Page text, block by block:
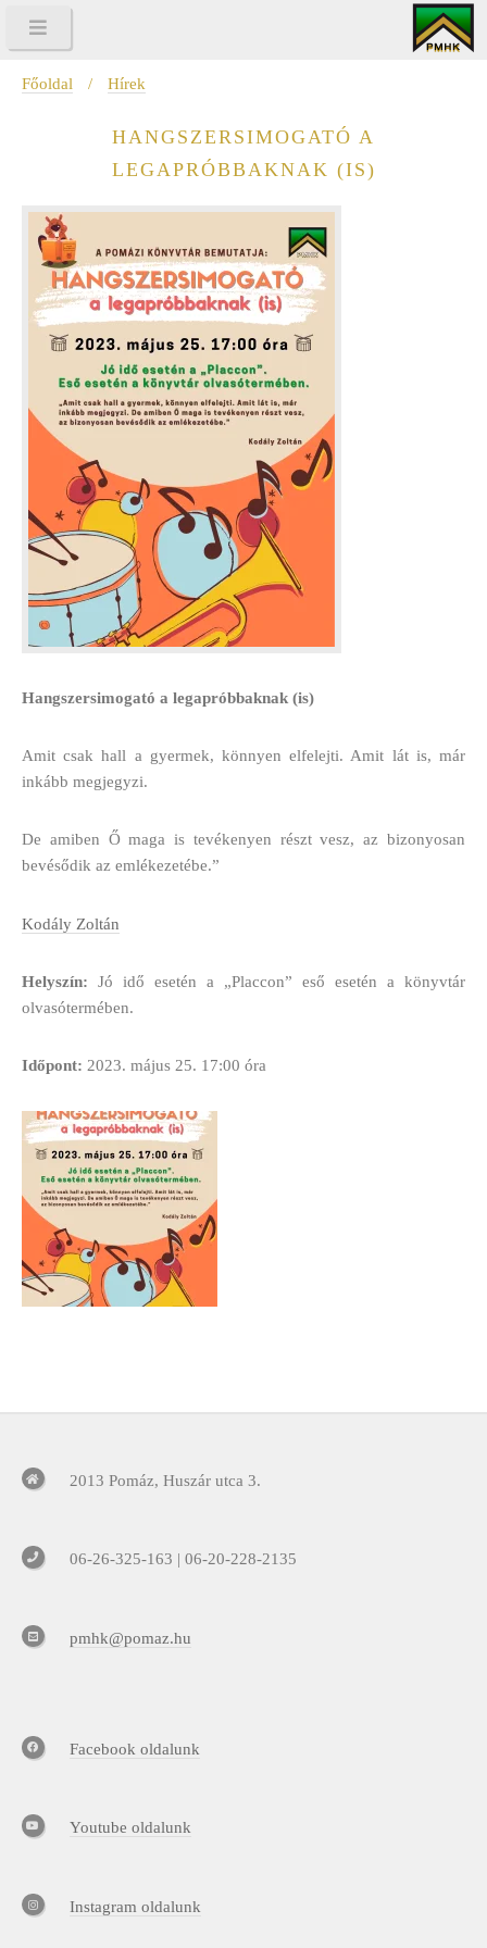
Főoldal / Hírek
HANGSZERSIMOGATÓ A
LEGAPRÓBBAKNAK (IS)
Hangszersimogató a legapróbbaknak (is)
Amit csak hall a gyermek, könnyen elfelejti. Amit lát is, már
inkább megjegyzi.
De amiben Ő maga is tevékenyen részt vesz, az bizonyosan
bevésődik az emlékezetébe.”
Kodály Zoltán
Helyszín: Jó idő esetén a „Placcon” eső esetén a könyvtár
olvasótermében.
Időpont: 2023. május 25. 17:00 óra
2013 Pomáz, Huszár utca 3.
06-26-325-163 | 06-20-228-2135
pmhk@pomaz.hu
Facebook oldalunk
Youtube oldalunk
Instagram oldalunk